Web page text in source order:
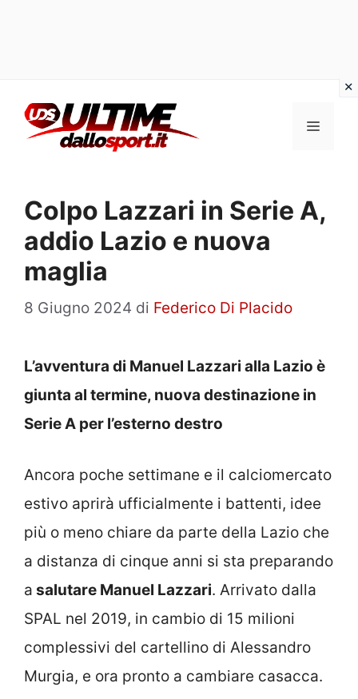
contenuto
Menu
Colpo Lazzari in Serie A,
addio Lazio e nuova
maglia
8 Giugno 2024 di Federico Di Placido
L’avventura di Manuel Lazzari alla Lazio è
giunta al termine, nuova destinazione in
Serie A per l’esterno destro
Ancora poche settimane e il calciomercato
estivo aprirà ufficialmente i battenti, idee
più o meno chiare da parte della Lazio che
a distanza di cinque anni si sta preparando
a salutare Manuel Lazzari. Arrivato dalla
SPAL nel 2019, in cambio di 15 milioni
complessivi del cartellino di Alessandro
Murgia, e ora pronto a cambiare casacca.